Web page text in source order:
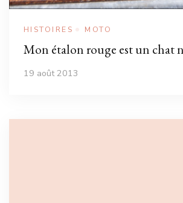
HISTOIRES MOTO
Mon étalon rouge est un chat
19 août 2013